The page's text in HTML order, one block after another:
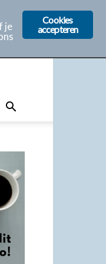
Cookies
accepteren
je